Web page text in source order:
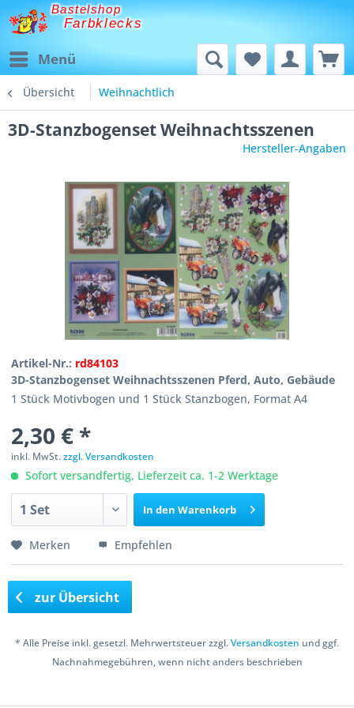
Bastelshop
Farbklecks
Menü
Übersicht Weihnachtlich
3D-Stanzbogenset Weihnachtsszenen
Hersteller-Angaben
Artikel-Nr.: rd84103
3D-Stanzbogenset Weihnachtsszenen Pferd, Auto, Gebäude
1 Stück Motivbogen und 1 Stück Stanzbogen, Format A4
2,30 € *
inkl. MwSt.zzgl. Versandkosten
Sofort versandfertig, Lieferzeit ca. 1-2 Werktage
In den Warenkorb
Merken Empfehlen
zur Übersicht
* Alle Preise inkl. gesetzl. Mehrwertsteuer zzgl.Versandkosten und ggf.
Nachnahmegebühren, wenn nicht anders beschrieben